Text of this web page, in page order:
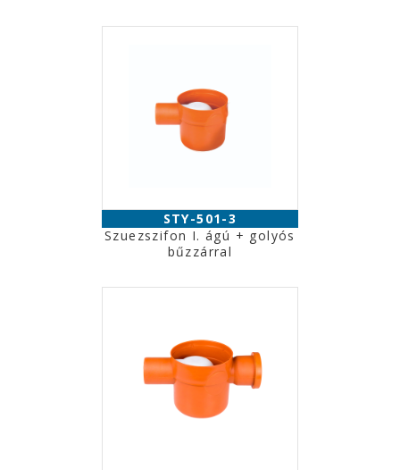
STY-501-3
Szuezszifon I. ágú + golyós
bűzzárral